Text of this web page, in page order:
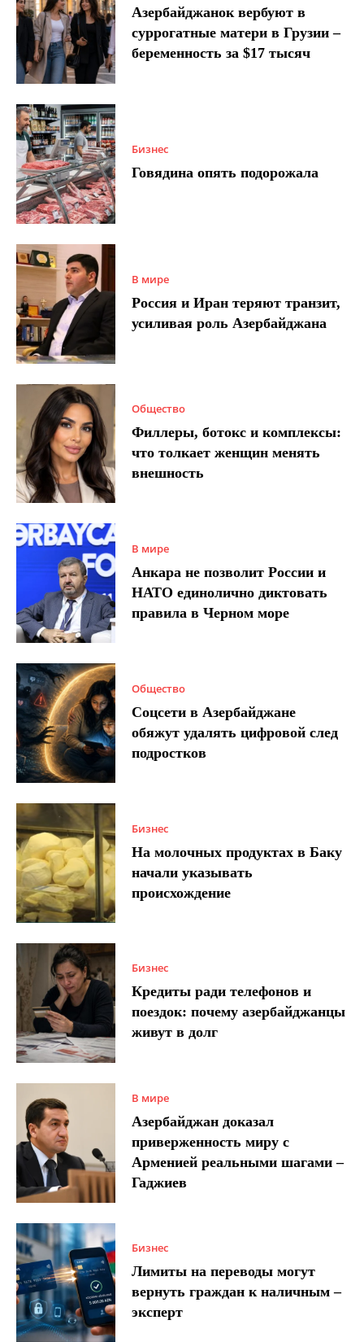
Азербайджанок вербуют в
суррогатные матери в Грузии –
беременность за $17 тысяч
Бизнес
Говядина опять подорожала
В мире
Россия и Иран теряют транзит,
усиливая роль Азербайджана
Общество
Филлеры, ботокс и комплексы:
что толкает женщин менять
внешность
В мире
Анкара не позволит России и
НАТО единолично диктовать
правила в Черном море
Общество
Соцсети в Азербайджане
обяжут удалять цифровой след
подростков
Бизнес
На молочных продуктах в Баку
начали указывать
происхождение
Бизнес
Кредиты ради телефонов и
поездок: почему азербайджанцы
живут в долг
В мире
Азербайджан доказал
приверженность миру с
Арменией реальными шагами –
Гаджиев
Бизнес
Лимиты на переводы могут
вернуть граждан к наличным –
эксперт